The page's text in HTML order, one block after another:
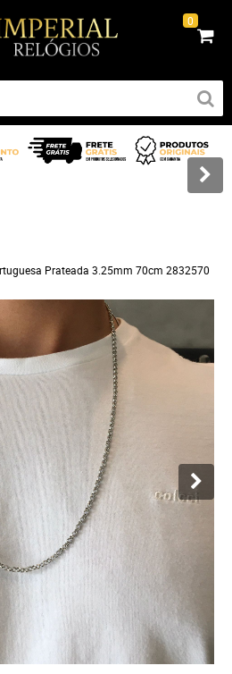
0
Prateada 3.25mm 70cm 2832570